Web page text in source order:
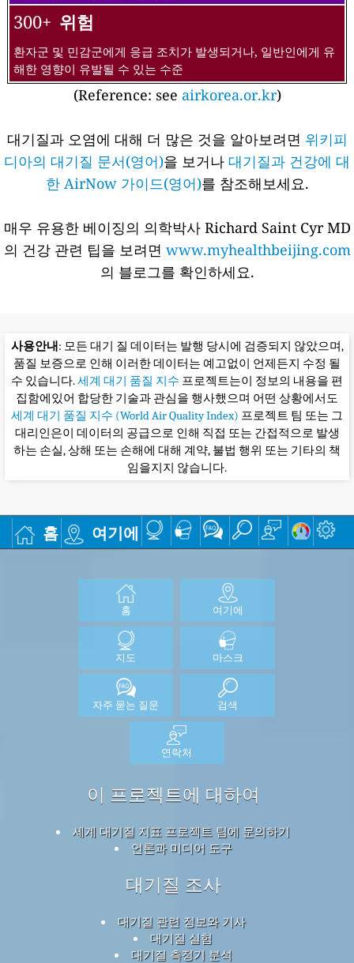
300+ 위험
환자군 및 민감군에게 응급 조치가 발생되거나, 일반인에게 유
해한 영향이 유발될 수 있는 수준
(Reference: see airkorea.or.kr)
대기질과 오염에 대해 더 많은 것을 알아보려면 위키피
디아의 대기질 문서(영어)을 보거나 대기질과 건강에 대
한 AirNow 가이드(영어)를 참조해보세요.
매우 유용한 베이징의 의학박사 Richard Saint Cyr MD
의 건강 관련 팁을 보려면 www.myhealthbeijing.com
의 블로그를 확인하세요.
사용안내: 모든 대기 질 데이터는 발행 당시에 검증되지 않았으며,
품질 보증으로 인해 이러한 데이터는 예고없이 언제든지 수정 될
수 있습니다.세계 대기 품질 지수 프로젝트는이 정보의 내용을 편
집함에있어 합당한 기술과 관심을 행사했으며 어떤 상황에서도
세계 대기 품질 지수 (World Air Quality Index) 프로젝트 팀 또는 그
대리인은이 데이터의 공급으로 인해 직접 또는 간접적으로 발생
하는 손실, 상해 또는 손해에 대해 계약, 불법 행위 또는 기타의 책
임을지지 않습니다.
홈 여기에
홈 여기에
지도 마스크
자주 묻는 질문 검색
연락처
이 프로젝트에 대하여
세계 대기질 지표 프로젝트 팀에 문의하기
언론과 미디어 도구
대기질 조사
대기질 관련 정보와 기사
대기질 실험
대기질 측정기 분석